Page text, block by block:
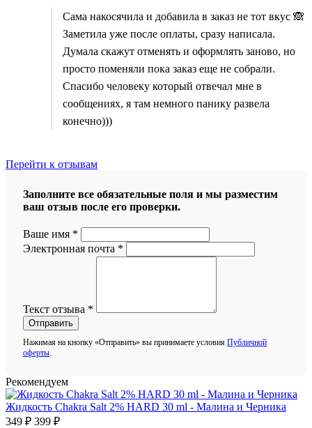
Сама накосячила и добавила в заказ не тот вкус 🙈
Заметила уже после оплаты, сразу написала.
Думала скажут отменять и оформлять заново, но
просто поменяли пока заказ еще не собрали.
Спасибо человеку который отвечал мне в
сообщениях, я там немного панику развела
конечно)))
Перейти к отзывам
Заполните все обязательные поля и мы разместим
ваш отзыв после его проверки.
Ваше имя *
Электронная почта *
Текст отзыва *
Отправить
Нажимая на кнопку «Отправить» вы принимаете условия Публичной
оферты
Рекомендуем
Жидкость Chakra Salt 2% HARD 30 ml - Малина и Черника
349 ₽ 399 ₽